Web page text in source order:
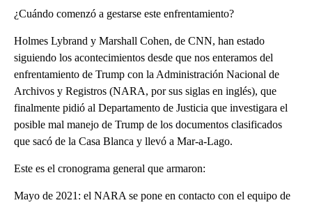
¿Cuándo comenzó a gestarse este enfrentamiento?
Holmes Lybrand y Marshall Cohen, de CNN, han estado
siguiendo los acontecimientos desde que nos enteramos del
enfrentamiento de Trump con la Administración Nacional de
Archivos y Registros (NARA, por sus siglas en inglés), que
finalmente pidió al Departamento de Justicia que investigara el
posible mal manejo de Trump de los documentos clasificados
que sacó de la Casa Blanca y llevó a Mar-a-Lago.
Este es el cronograma general que armaron:
Mayo de 2021: el NARA se pone en contacto con el equipo de